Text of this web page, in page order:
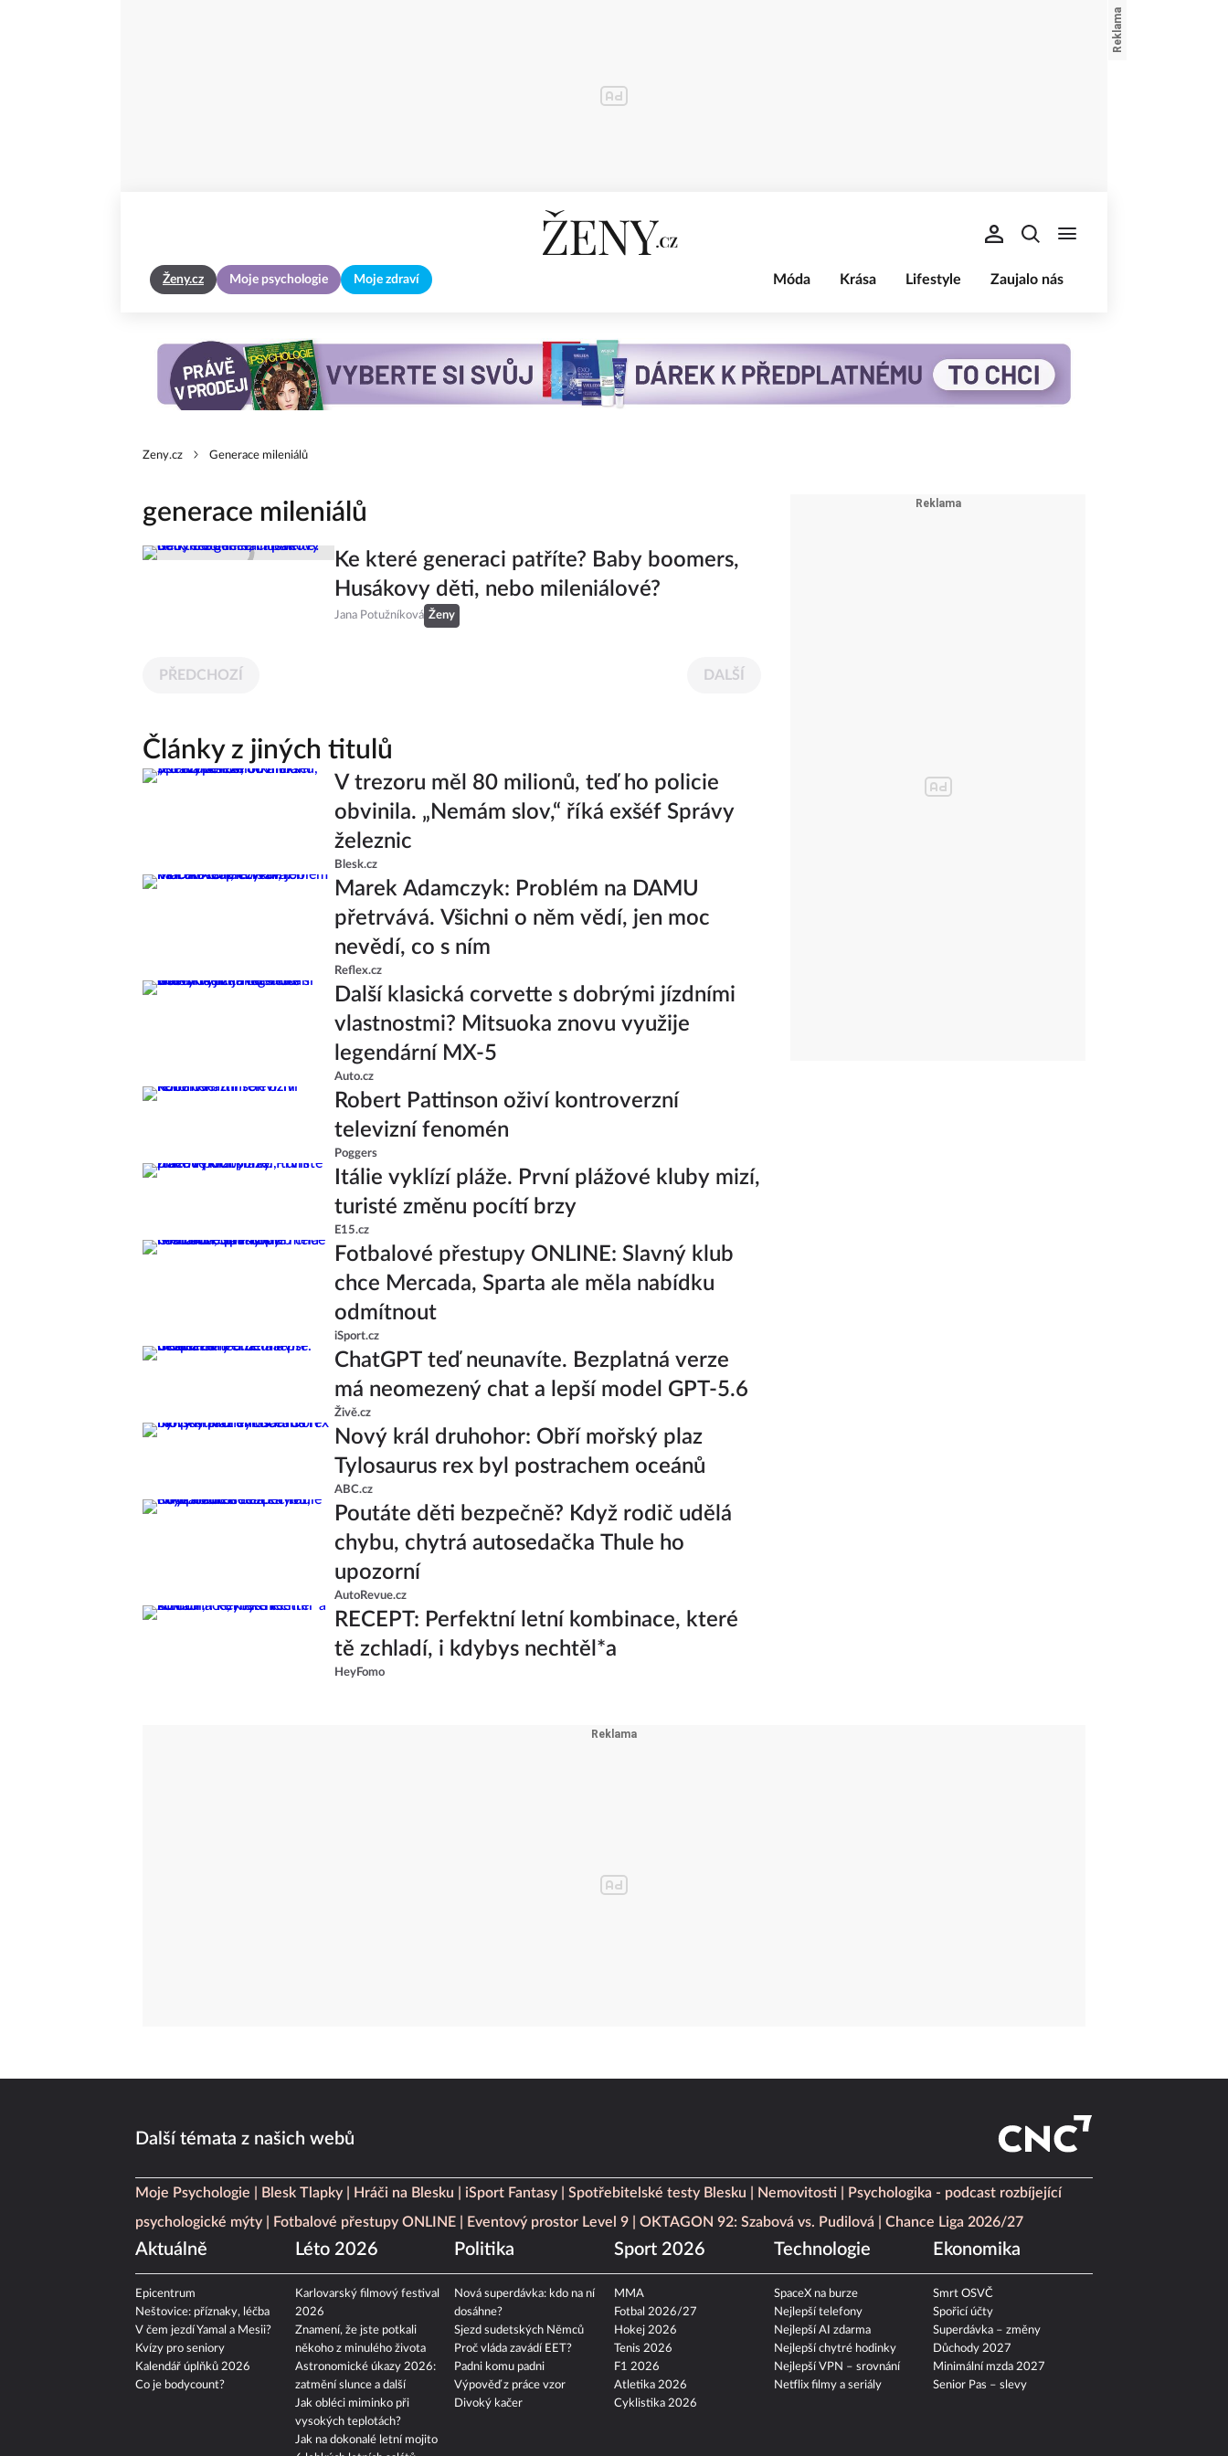
Ženy.cz Moje psychologie Moje zdraví Móda Krása Lifestyle Zaujalo nás
Zeny.cz Generace mileniálů
generace mileniálů
Ke které generaci patříte? Baby boomers,
Husákovy děti, nebo mileniálové?
Jana Potužníková Ženy
PŘEDCHOZÍ DALŠÍ
Články z jiných titulů
V trezoru měl 80 milionů, teď ho policie
obvinila. „Nemám slov,“ říká exšéf Správy
železnic
Blesk.cz
Marek Adamczyk: Problém na DAMU
přetrvává. Všichni o něm vědí, jen moc
nevědí, co s ním
Reflex.cz
Další klasická corvette s dobrými jízdními
vlastnostmi? Mitsuoka znovu využije
legendární MX-5
Auto.cz
Robert Pattinson oživí kontroverzní
televizní fenomén
Poggers
Itálie vyklízí pláže. První plážové kluby mizí,
turisté změnu pocítí brzy
E15.cz
Fotbalové přestupy ONLINE: Slavný klub
chce Mercada, Sparta ale měla nabídku
odmítnout
iSport.cz
ChatGPT teď neunavíte. Bezplatná verze
má neomezený chat a lepší model GPT-5.6
Živě.cz
Nový král druhohor: Obří mořský plaz
Tylosaurus rex byl postrachem oceánů
ABC.cz
Poutáte děti bezpečně? Když rodič udělá
chybu, chytrá autosedačka Thule ho
upozorní
AutoRevue.cz
RECEPT: Perfektní letní kombinace, které
tě zchladí, i kdybys nechtěl*a
HeyFomo
Další témata z našich webů
Moje Psychologie Blesk Tlapky Hráči na Blesku iSport Fantasy Spotřebitelské testy Blesku Nemovitosti
Psychologika - podcast rozbíjející
psychologické mýty
Fotbalové přestupy ONLINE Eventový prostor Level 9 OKTAGON 92: Szabová vs. Pudilová Chance Liga 2026/27
Aktuálně
Epicentrum
Neštovice: příznaky, léčba
V čem jezdí Yamal a Mesii?
Kvízy pro seniory
Kalendář úplňků 2026
Co je bodycount?
Léto 2026
Karlovarský filmový festival
2026
Znamení, že jste potkali
někoho z minulého života
Astronomické úkazy 2026:
zatmění slunce a další
Jak obléci miminko při
vysokých teplotách?
Jak na dokonalé letní mojito
Politika
Nová superdávka: kdo na ní
dosáhne?
Sjezd sudetských Němců
Proč vláda zavádí EET?
Padni komu padni
Výpověď z práce vzor
Divoký kačer
Sport 2026
MMA
Fotbal 2026/27
Hokej 2026
Tenis 2026
F1 2026
Atletika 2026
Cyklistika 2026
Technologie
SpaceX na burze
Nejlepší telefony
Nejlepší AI zdarma
Nejlepší chytré hodinky
Nejlepší VPN – srovnání
Netflix filmy a seriály
Ekonomika
Smrt OSVČ
Spořicí účty
Superdávka – změny
Důchody 2027
Minimální mzda 2027
Senior Pas – slevy